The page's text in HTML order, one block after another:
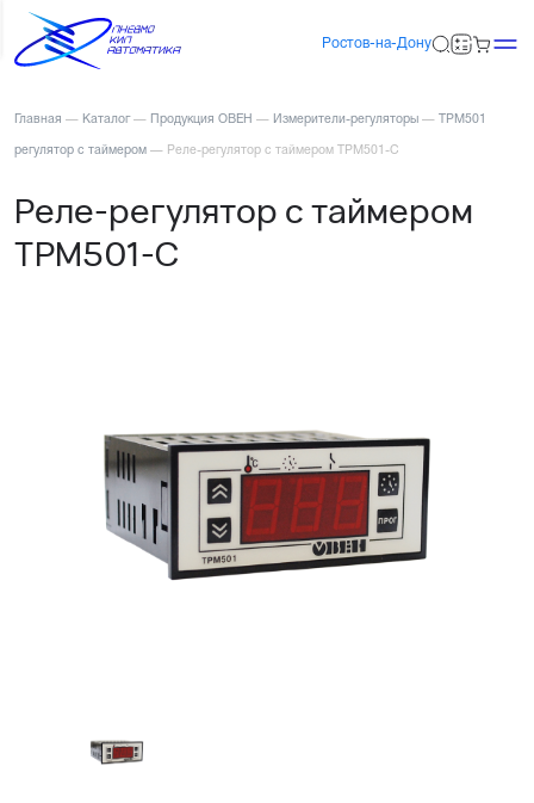
Ростов-на-Дону
Главная — Каталог — Продукция ОВЕН — Измерители-регуляторы — ТРМ501
регулятор с таймером — Реле-регулятор с таймером ТРМ501-С
Реле-регулятор с таймером
ТРМ501-С